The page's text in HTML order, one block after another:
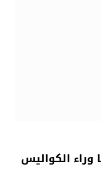
الكواليس